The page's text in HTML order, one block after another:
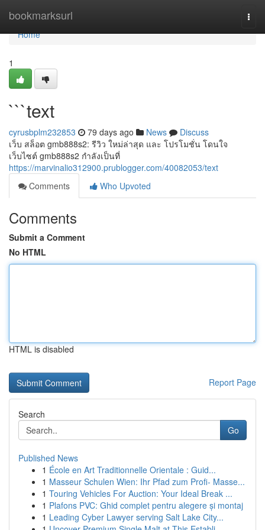
bookmarksurl
Home
Home
1
```text
cyrusbplm232853 79 days ago News
Discuss
เว็บ สล็อต gmb888s2: รีวิว ใหม่ล่าสุด และ โปรโมชั่น โดนใจ
เว็บไซต์ gmb888s2 กำลังเป็นที่
https://marvinalio312900.prublogger.com/40082053/text
Comments
Who Upvoted
Comments
Submit a Comment
No HTML
HTML is disabled
Report Page
Search
Go
Published News
1 École en Art Traditionnelle Orientale : Guid...
1 Masseur Schulen Wien: Ihr Pfad zum Profi- Masse...
1 Touring Vehicles For Auction: Your Ideal Break ...
1 Plafons PVC: Ghid complet pentru alegere și montaj
1 Leading Cyber Lawyer serving Salt Lake City...